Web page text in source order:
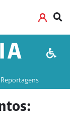
Reportagens